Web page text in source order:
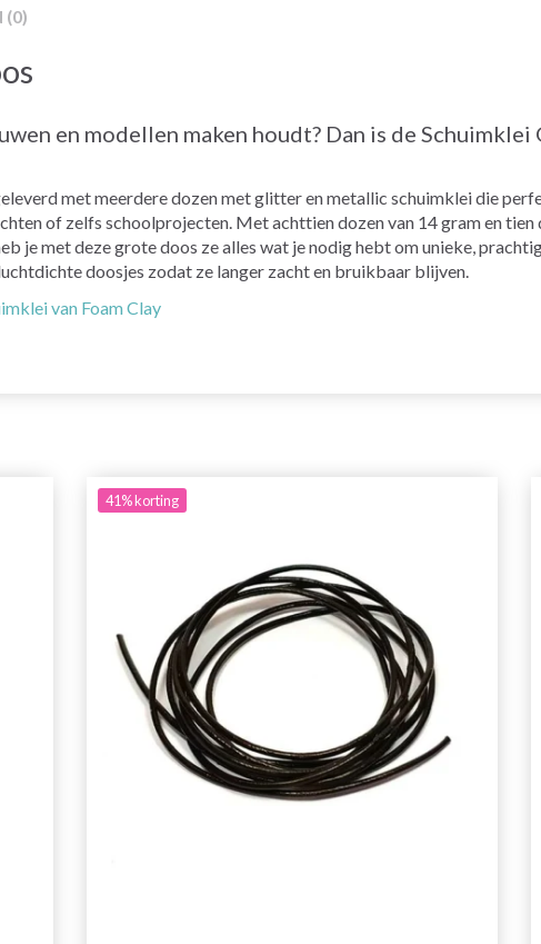
(0)
en modellen maken houdt? Dan is de
met meerdere dozen met glitter en metallic schuimklei die
of zelfs schoolprojecten. Met achttien dozen van 14 gram en tien
je met deze grote doos ze alles wat je nodig hebt om unieke,
doosjes zodat ze langer zacht en bruikbaar blijven.
van Foam Clay
41%korting